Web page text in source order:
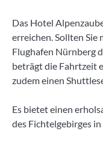
Das Hotel
erreichen. Sollten Sie
Flughafen Nürnberg
beträgt die Fahrtzeit
zudem einen
Es bietet einen
des Fichtelgebirges